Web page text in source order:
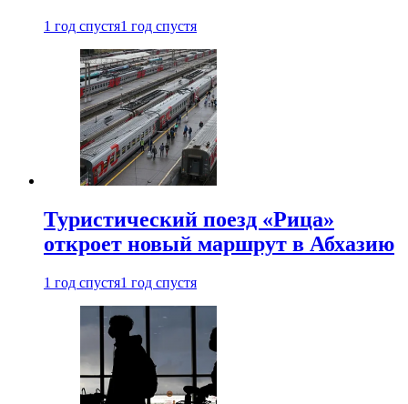
1 год спустя1 год спустя
Туристический поезд «Рица»
откроет новый маршрут в Абхазию
1 год спустя1 год спустя